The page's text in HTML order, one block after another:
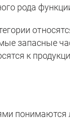
рода
запасные
к
понимаются